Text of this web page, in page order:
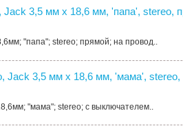
Jack 3,5 мм х 18,6 мм, 'папа', stereo,
"папа"; stereo; прямой; на провод..
Jack 3,5 мм х 18,6 мм, 'мама', stereo,
"мама"; stereo; с выключателем..